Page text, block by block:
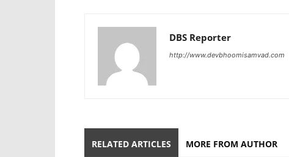
DBS Reporter
http://www.devbhoomisamvad.com
RELATED ARTICLES MORE FROM AUTHOR